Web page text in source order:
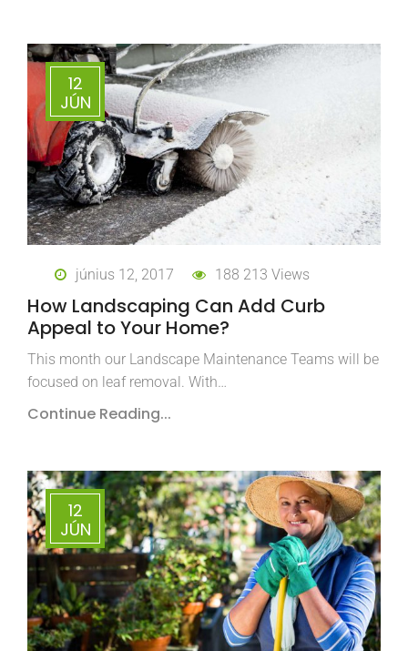
12
JÚN
június 12, 2017 188 213 Views
How Landscaping Can Add Curb
Appeal to Your Home?
This month our Landscape Maintenance Teams will be
focused on leaf removal. With…
Continue Reading...
12
JÚN